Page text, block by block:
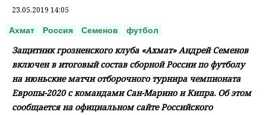
23.05.2019 14:05
Ахмат Россия Семенов футбол
Защитник грозненского клуба «Ахмат» Андрей Семенов
включен в итоговый состав сборной России по футболу
на июньские матчи отборочного турнира чемпионата
Европы-2020 с командами Сан-Марино и Кипра. Об этом
сообщается на официальном сайте Российского